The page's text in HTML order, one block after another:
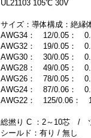
UL21103 105℃ 30V
サイズ：導体構成：絶縁
AWG34： 12/0.05：
AWG32： 19/0.05：
AWG30： 30/0.05：
AWG28： 49/0.05：
AWG26： 78/0.05：
AWG24： 87/0.06：
AWG22： 125/0.06：
総撚り C ：2～10芯 /
シールド：有り / 無し